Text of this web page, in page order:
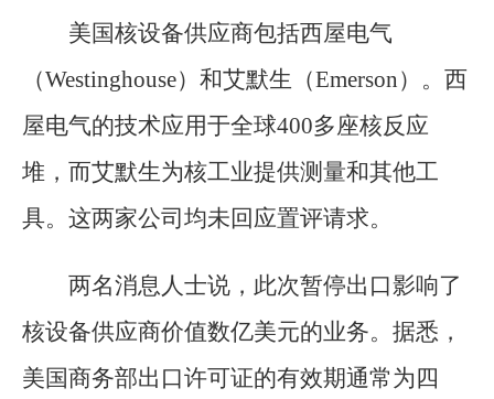
美国核设备供应商包括西屋电气
（Westinghouse）和艾默生（Emerson）。西
屋电气的技术应用于全球400多座核反应
堆，而艾默生为核工业提供测量和其他工
具。这两家公司均未回应置评请求。
两名消息人士说，此次暂停出口影响了
核设备供应商价值数亿美元的业务。据悉，
美国商务部出口许可证的有效期通常为四